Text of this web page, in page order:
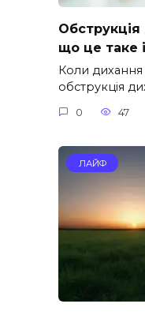
що це таке
Коли
обструкція
0 47
ЛАЙФ